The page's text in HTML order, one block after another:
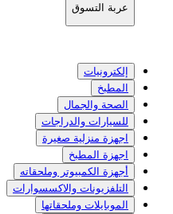
عربة التسوق
إلكترونيات
المطبخ
الصحة والجمال
للسيارات والدراجات
اجهزة منزلية صغيرة
اجهزة المطبخ
أجهزة الكمبيوتر وملحقاته
التلفزيونات والاكسسوارات
الموبايلات وملحقاتها